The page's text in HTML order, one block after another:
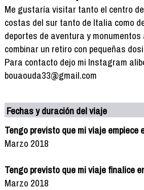
Me gustaría visitar tanto el centro
costas del sur tanto de Italia como
deportes de aventura y
combinar un retiro con pequeñas
Para contacto dejo mi Instagram
bouaouda33@gmail.com
Fechas y duración del viaje
Tengo previsto que mi viaje empiece
Marzo 2018
Tengo previsto que mi viaje finalice
Marzo 2018